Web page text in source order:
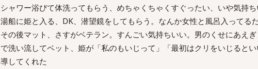
シャワー浴びて体洗ってもらう、めちゃくちゃくすぐったい、いや気持
湯船に姫と入る、DK、潜望鏡をしてもらう。なんか女性と風呂入ってるだ
その後マット、さすがベテラン。すんごい気持ちいい。男のくせにあえぎ
で洗い流してベット、姫が「私のもいじって」「最初はクリをいじると
導してくれた